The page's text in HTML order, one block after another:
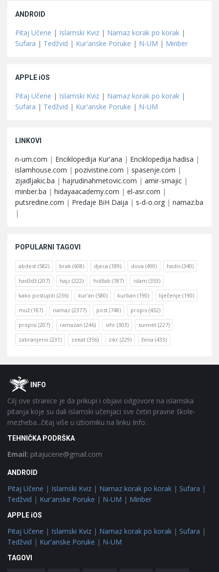
ANDROID
Pitaj Učene | Islamski Kviz | Namaz korak po korak |
Sufara | Tedžvid | Kur'anske Poruke | N-UM | Minber
APPLE iOS
Pitaj Učene | Islamski Kviz | Namaz korak po korak |
Sufara | Tedžvid | Kur'anske Poruke | N-UM
LINKOVI
n-um.com | Enciklopedija Kur'ana | Enciklopedija hadisa |
islamhouse.com | pozivistine.com | spasenje.com |
zijadljakic.ba | hajrudinahmetovic.com | amir-smajic |
minber.ba | hidayaacademy.com | el-asr.com |
putsredine.com | Predaje BiH Daija | s-d-o.org | namaz.ba
|
POPULARNI TAGOVI
abdest (582) brak (608) djeca (189) dova (490) hadis (340)
hadždž (207) hajz (222) hidžab (187) islam (353)
kako postupiti (236) kur'an (580) kurban (190) liječenje (190)
muž (187) namaz (2377) post (748) propis (432)
propisi (207) ramazan (246) sihr (303) sunnet (227)
zabranjeno (231) zekat (356) zikr (229) žena (433)
FooterOINFO
Cilj ove stranice je da prikupi i objavi odgovore na islamska
pitanja koje su dali islamski učenjaci sve četiri pravne škole-
mezheba...čitaj više u izborniku na linku Info.
TEHNIČKA PODRŠKA
Email: pitajucene@gmail.com
ANDROID
Pitaj Učene | Islamski Kviz | Namaz korak po korak | Sufara |
Tedžvid | Kur'anske Poruke | N-UM | Minber
APPLE iOS
Pitaj Učene | Islamski Kviz | Namaz korak po korak | Sufara |
Tedžvid | Kur'anske Poruke | N-UM
TAGOVI